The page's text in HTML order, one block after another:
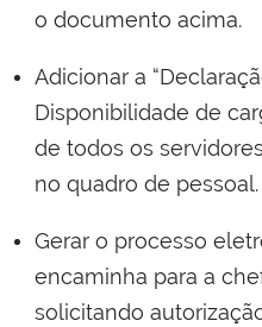
o documento acima.
Adicionar a “
Disponibilidade de
de todos os
no quadro de pessoal.
Gerar o processo
encaminha para a
solicitando